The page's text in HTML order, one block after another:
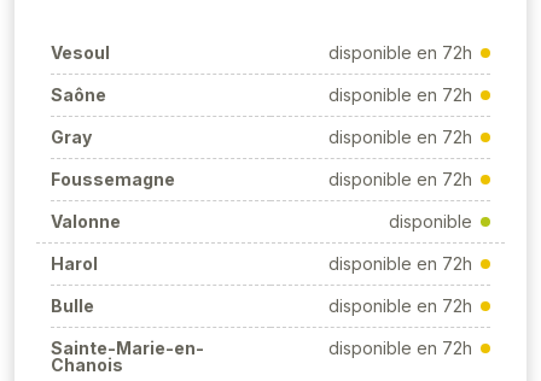
Vesoul disponible en 72h
Saône disponible en 72h
Gray disponible en 72h
Foussemagne disponible en 72h
Valonne disponible
Harol disponible en 72h
Bulle disponible en 72h
Sainte-Marie-en-
Chanois
disponible en 72h